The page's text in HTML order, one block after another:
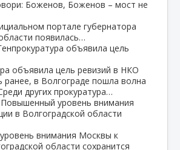
портале губернатора
появилась…
объявила цель
ранее, в Волгограде пошла волна
других прокуратура…
Повышенный уровень внимания
в Волгоградской области